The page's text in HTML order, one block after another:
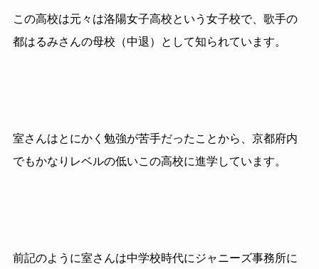
この高校は元々は洛陽女子高校という女子校で、歌手の
都はるみさんの母校（中退）として知られています。
室さんはとにかく勉強が苦手だったことから、京都府内
でもかなりレベルの低いこの高校に進学しています。
前記のように室さんは中学校時代にジャニーズ事務所に